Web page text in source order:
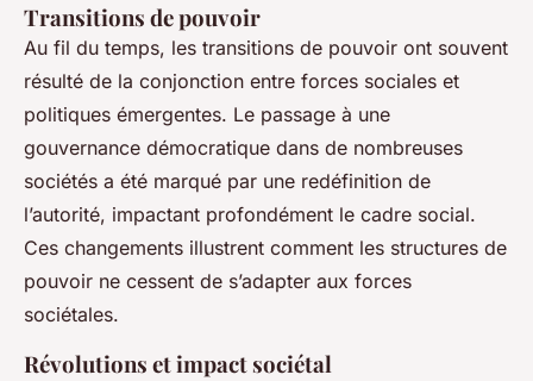
Transitions de pouvoir
Au fil du temps, les transitions de pouvoir ont souvent
résulté de la conjonction entre forces sociales et
politiques émergentes. Le passage à une
gouvernance démocratique dans de nombreuses
sociétés a été marqué par une redéfinition de
l’autorité, impactant profondément le cadre social.
Ces changements illustrent comment les structures de
pouvoir ne cessent de s’adapter aux forces
sociétales.
Révolutions et impact sociétal